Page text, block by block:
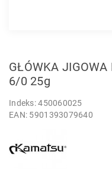
GŁÓWKA JIGOWA
6/0 25g
Indeks: 450060025
EAN: 5901393079640